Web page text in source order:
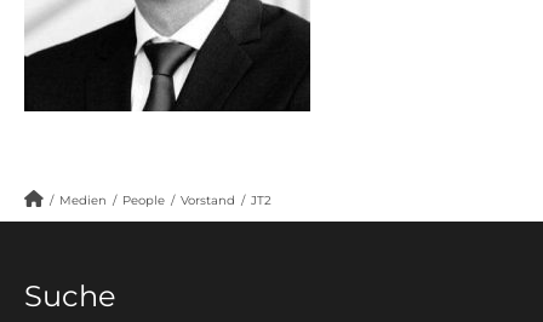
/ Medien / People / Vorstand / JT2
Suche